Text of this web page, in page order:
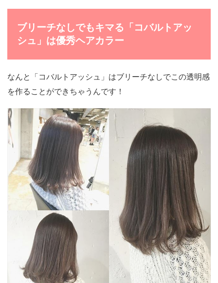
ブリーチなしでもキマる「コバルトアッ
シュ」は優秀ヘアカラー
なんと「コバルトアッシュ」はブリーチなしでこの透明感
を作ることができちゃうんです！